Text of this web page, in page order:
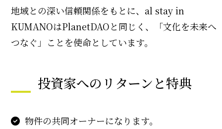
地域との深い信頼関係をもとに、al stay in
KUMANOはPlanetDAOと同じく、「文化を未来へ
つなぐ」ことを使命としています。
投資家へのリターンと特典
物件の共同オーナーになります。